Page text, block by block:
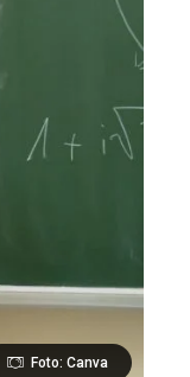
Foto: Canva